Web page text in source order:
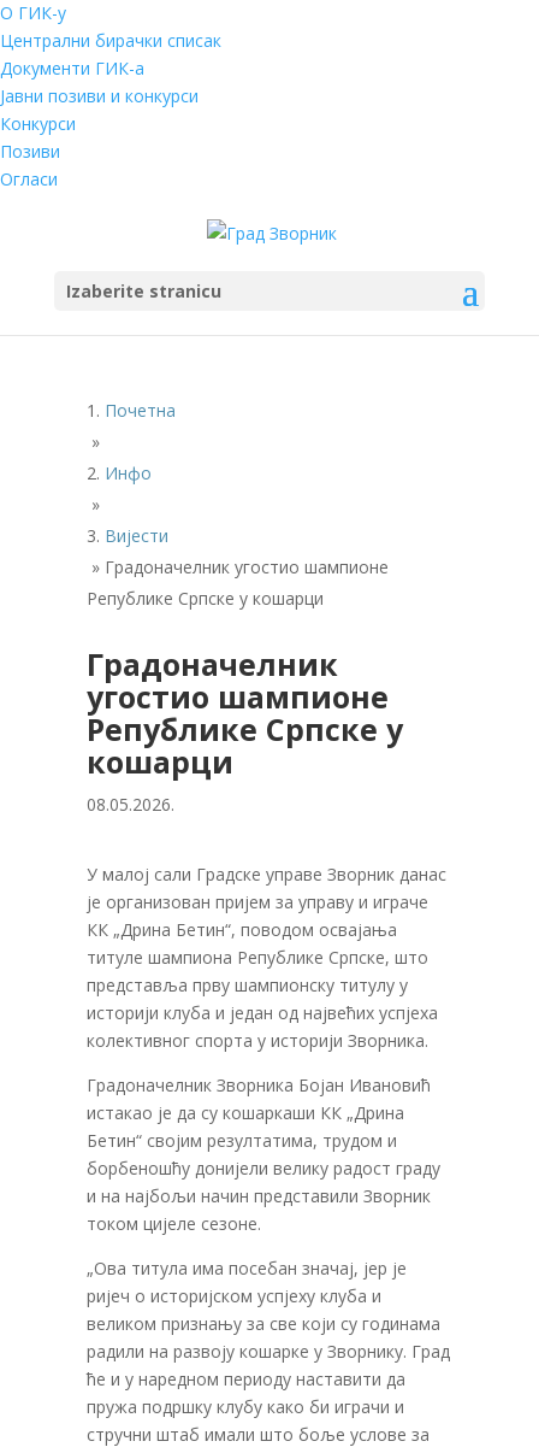
О ГИК-у
Централни бирачки списак
Документи ГИК-а
Јавни позиви и конкурси
Конкурси
Позиви
Огласи
Izaberite stranicu
Почетна
»
Инфо
»
Вијести
» Градоначелник угостио шампионе
Републике Српске у кошарци
Градоначелник
угостио шампионе
Републике Српске у
кошарци
08.05.2026.
У малој сали Градске управе Зворник данас
је организован пријем за управу и играче
КК „Дрина Бетин“, поводом освајања
титуле шампиона Републике Српске, што
представља прву шампионску титулу у
историји клуба и један од највећих успјеха
колективног спорта у историји Зворника.
Градоначелник Зворника Бојан Ивановић
истакао је да су кошаркаши КК „Дрина
Бетин“ својим резултатима, трудом и
борбеношћу донијели велику радост граду
и на најбољи начин представили Зворник
током цијеле сезоне.
„Ова титула има посебан значај, јер је
ријеч о историјском успјеху клуба и
великом признању за све који су годинама
радили на развоју кошарке у Зворнику. Град
ће и у наредном периоду наставити да
пружа подршку клубу како би играчи и
стручни штаб имали што боље услове за